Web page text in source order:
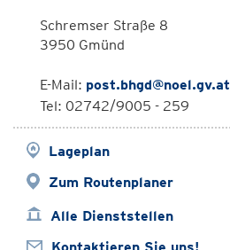
Schremser Straße 8
3950 Gmünd
E-Mail: post.bhgd@noel.gv.at
Tel: 02742/9005 - 259
Lageplan
Zum Routenplaner
Alle Dienststellen